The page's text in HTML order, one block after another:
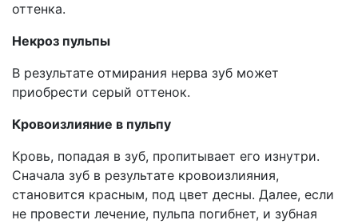
оттенка.
Некроз пульпы
В результате отмирания нерва зуб может
приобрести серый оттенок.
Кровоизлияние в пульпу
Кровь, попадая в зуб, пропитывает его изнутри.
Сначала зуб в результате кровоизлияния,
становится красным, под цвет десны. Далее, если
не провести лечение, пульпа погибнет, и зубная